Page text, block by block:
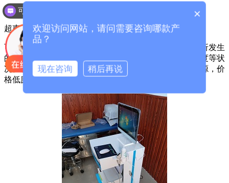
超声波检查
可以用来测量足跟、桡骨等部位的骨密度状况，以及骨折发生
的风险程度。能够反映骨矿含量，以及骨结构还有骨强度等状
况。相较于前两种检测方式，超声骨密度检测没有放射源，价
格低廉。
×
欢迎访问网站，请问需要咨询哪款产
品？
现在咨询 稍后再说